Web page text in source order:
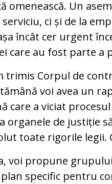
omenească. Un
ci și de la
încât cer urgent
care au fost parte a
trimis Corpul de
voi avea un
care a viciat
organele de justiție
toate rigorile legii.
voi propune
specific pentru